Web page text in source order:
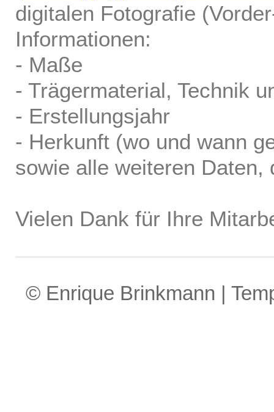
digitalen Fotografie
Informationen:
- Maße
- Trägermaterial, Technik
- Erstellungsjahr
- Herkunft (wo und wann
sowie alle weiteren
Vielen Dank für Ihre
© Enrique Brinkmann |